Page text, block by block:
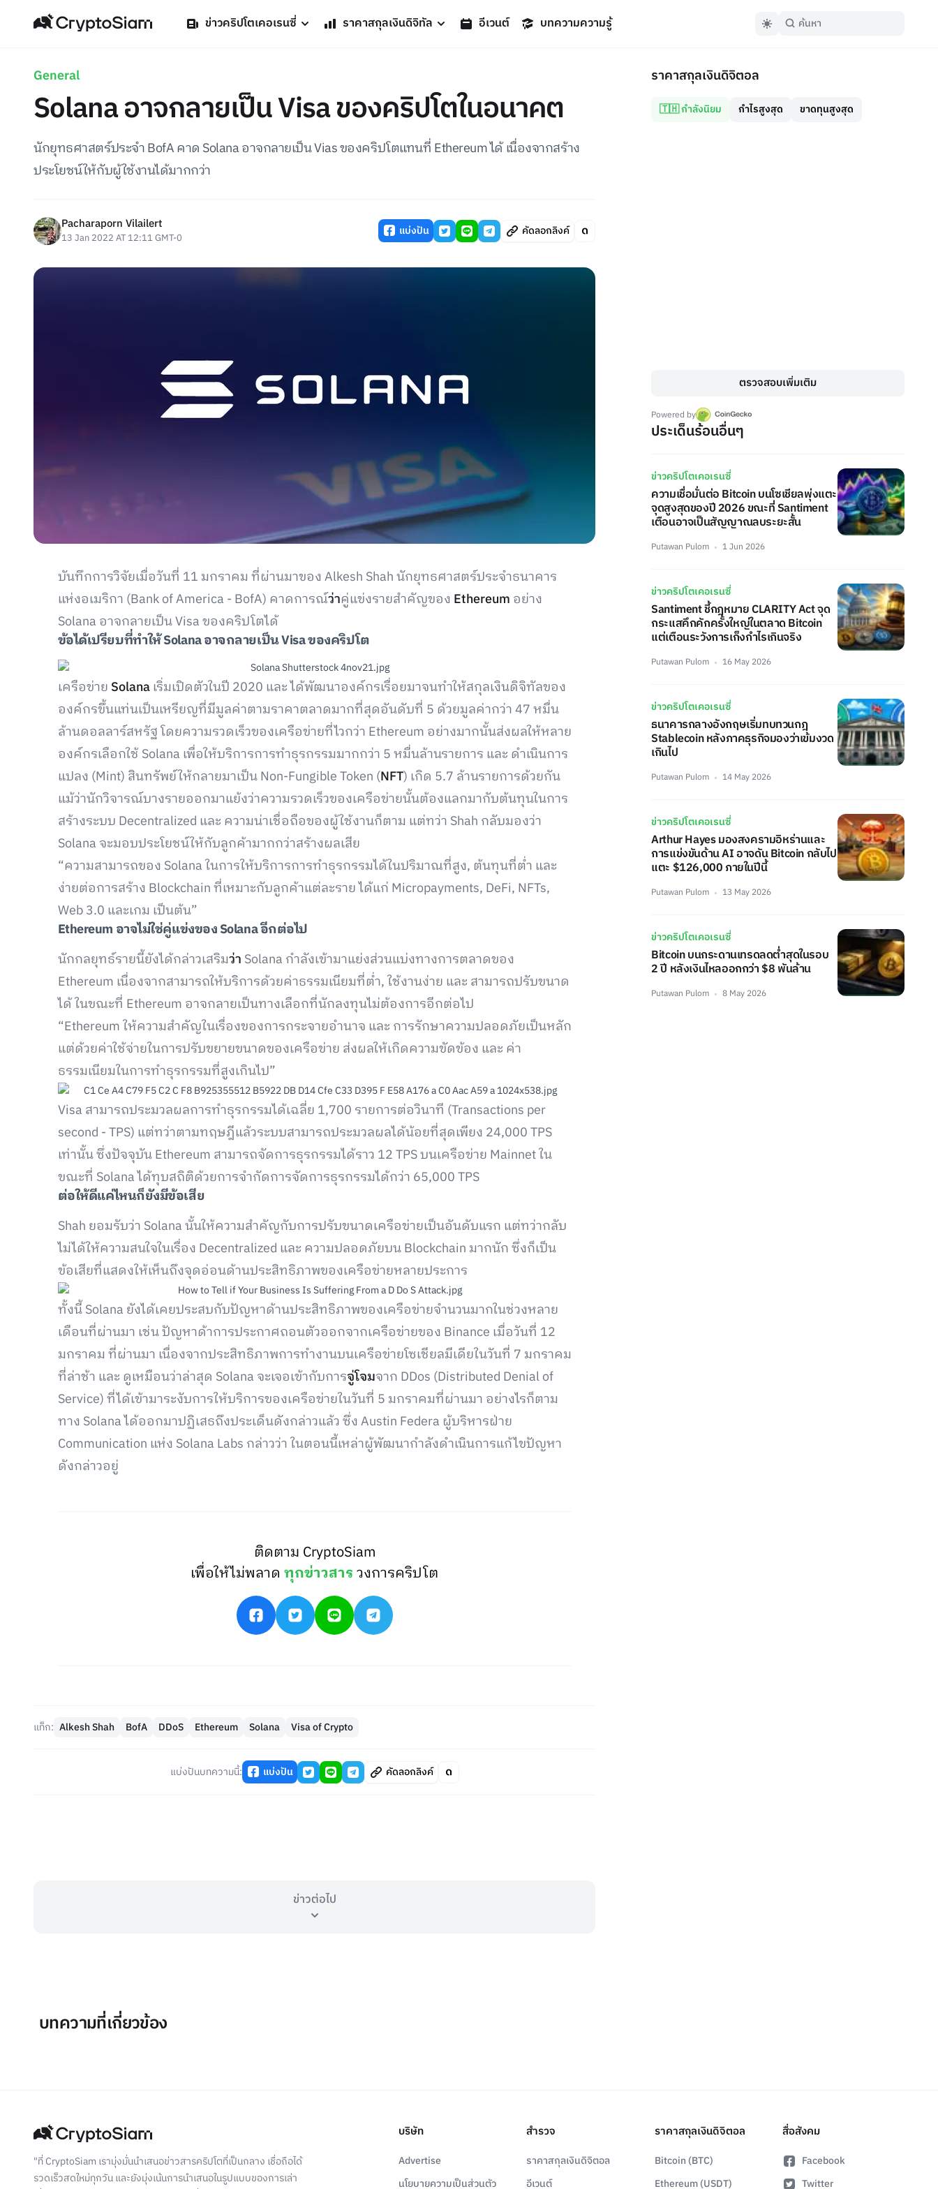
ข่าวคริปโตเคอเรนซี่ ราคาสกุลเงินดิจิทัล อีเวนต์ บทความความรู้
General
Solana อาจกลายเป็น Visa ของคริปโตในอนาคต
นักยุทธศาสตร์ประจำ BofA คาด Solana อาจกลายเป็น Vias ของคริปโตแทนที่ Ethereum ได้ เนื่องจากสร้าง
ประโยชน์ให้กับผู้ใช้งานได้มากกว่า
Pacharaporn Vilailert
13 Jan 2022 AT 12:11 GMT-0 แบ่งปัน คัดลอกลิงค์
บันทึกการวิจัยเมื่อวันที่ 11 มกราคม ที่ผ่านมาของ Alkesh Shah นักยุทธศาสตร์ประจำธนาคาร
แห่งอเมริกา (Bank of America - BofA) คาดการณ์ว่าคู่แข่งรายสำคัญของ Ethereum อย่าง
Solana อาจกลายเป็น Visa ของคริปโตได้
ข้อได้เปรียบที่ทำให้ Solana อาจกลายเป็น Visa ของคริปโต
เครือข่าย Solanaเริ่มเปิดตัวในปี 2020 และ ได้พัฒนาองค์กรเรื่อยมาจนทำให้สกุลเงินดิจิทัลของ
องค์กรขึ้นแท่นเป็นเหรียญที่มีมูลค่าตามราคาตลาดมากที่สุดอันดับที่ 5 ด้วยมูลค่ากว่า 47 หมื่น
ล้านดอลลาร์สหรัฐ โดยความรวดเร็วของเครือข่ายที่ไวกว่า Ethereum อย่างมากนั้นส่งผลให้หลาย
องค์กรเลือกใช้ Solana เพื่อให้บริการการทำธุรกรรมมากกว่า 5 หมื่นล้านรายการ และ ดำเนินการ
แปลง (Mint) สินทรัพย์ให้กลายมาเป็น Non-Fungible Token (NFT) เกิด 5.7 ล้านรายการด้วยกัน
แม้ว่านักวิจารณ์บางรายออกมาแย้งว่าความรวดเร็วของเครือข่ายนั้นต้องแลกมากับต้นทุนในการ
สร้างระบบ Decentralized และ ความน่าเชื่อถือของผู้ใช้งานก็ตาม แต่ทว่า Shah กลับมองว่า
Solana จะมอบประโยชน์ให้กับลูกค้ามากกว่าสร้างผลเสีย
“ความสามารถของ Solana ในการให้บริการการทำธุรกรรมได้ในปริมาณที่สูง, ต้นทุนที่ต่ำ และ
ง่ายต่อการสร้าง Blockchain ที่เหมาะกับลูกค้าแต่ละราย ได้แก่ Micropayments, DeFi, NFTs,
Web 3.0 และเกม เป็นต้น”
Ethereum อาจไม่ใช่คู่แข่งของ Solana อีกต่อไป
นักกลยุทธ์รายนี้ยังได้กล่าวเสริมว่า Solana กำลังเข้ามาแย่งส่วนแบ่งทางการตลาดของ
Ethereum เนื่องจากสามารถให้บริการด้วยค่าธรรมเนียมที่ต่ำ, ใช้งานง่าย และ สามารถปรับขนาด
ได้ ในขณะที่ Ethereum อาจกลายเป็นทางเลือกที่นักลงทุนไม่ต้องการอีกต่อไป
“Ethereum ให้ความสำคัญในเรื่องของการกระจายอำนาจ และ การรักษาความปลอดภัยเป็นหลัก
แต่ด้วยค่าใช้จ่ายในการปรับขยายขนาดของเครือข่าย ส่งผลให้เกิดความขัดข้อง และ ค่า
ธรรมเนียมในการทำธุรกรรมที่สูงเกินไป”
Visa สามารถประมวลผลการทำธุรกรรมได้เฉลี่ย 1,700 รายการต่อวินาที (Transactions per
second - TPS) แต่ทว่าตามทฤษฎีแล้วระบบสามารถประมวลผลได้น้อยที่สุดเพียง 24,000 TPS
เท่านั้น ซึ่งปัจจุบัน Ethereum สามารถจัดการธุรกรรมได้ราว 12 TPS บนเครือข่าย Mainnet ใน
ขณะที่ Solana ได้ทุบสถิติด้วยการจำกัดการจัดการธุรกรรมได้กว่า 65,000 TPS
ต่อให้ดีแค่ไหนก็ยังมีข้อเสีย
Shah ยอมรับว่า Solana นั้นให้ความสำคัญกับการปรับขนาดเครือข่ายเป็นอันดับแรก แต่ทว่ากลับ
ไม่ได้ให้ความสนใจในเรื่อง Decentralized และ ความปลอดภัยบน Blockchain มากนัก ซึ่งก็เป็น
ข้อเสียที่แสดงให้เห็นถึงจุดอ่อนด้านประสิทธิภาพของเครือข่ายหลายประการ
ทั้งนี้ Solana ยังได้เคยประสบกับปัญหาด้านประสิทธิภาพของเครือข่ายจำนวนมากในช่วงหลาย
เดือนที่ผ่านมา เช่น ปัญหาด้าการประกาศถอนตัวออกจากเครือข่ายของ Binance เมื่อวันที่ 12
มกราคม ที่ผ่านมา เนื่องจากประสิทธิภาพการทำงานบนเครือข่ายโซเชียลมีเดียในวันที่ 7 มกราคม
ที่ล่าช้า และ ดูเหมือนว่าล่าสุด Solana จะเจอเข้ากับการจู่โจมจาก DDos (Distributed Denial of
Service) ที่ได้เข้ามาระงับการให้บริการของเครือข่ายในวันที่ 5 มกราคมที่ผ่านมา อย่างไรก็ตาม
ทาง Solana ได้ออกมาปฏิเสธถึงประเด็นดังกล่าวแล้ว ซึ่ง Austin Federa ผู้บริหารฝ่าย
Communication แห่ง Solana Labs กล่าวว่า ในตอนนี้เหล่าผู้พัฒนากำลังดำเนินการแก้ไขปัญหา
ดังกล่าวอยู่
ติดตาม CryptoSiam
เพื่อให้ไม่พลาดทุกข่าวสารวงการคริปโต
แท็ก: Alkesh Shah BofA DDoS Ethereum Solana Visa of Crypto
แบ่งปันบทความนี้: แบ่งปัน คัดลอกลิงค์
ข่าวต่อไป
ราคาสกุลเงินดิจิตอล
🇹🇭 กำลังนิยม กำไรสูงสุด ขาดทุนสูงสุด
ตรวจสอบเพิ่มเติม
Powered by
ประเด็นร้อนอื่นๆ
ข่าวคริปโตเคอเรนซี่
ความเชื่อมั่นต่อ Bitcoin บนโซเชียลพุ่งแตะ
จุดสูงสุดของปี 2026 ขณะที่ Santiment
เตือนอาจเป็นสัญญาณลบระยะสั้น
Putawan Pulom 1 Jun 2026
ข่าวคริปโตเคอเรนซี่
Santiment ชี้กฎหมาย CLARITY Act จุด
กระแสคึกคักครั้งใหญ่ในตลาด Bitcoin
แต่เตือนระวังการเก็งกำไรเกินจริง
Putawan Pulom 16 May 2026
ข่าวคริปโตเคอเรนซี่
ธนาคารกลางอังกฤษเริ่มทบทวนกฎ
Stablecoin หลังภาคธุรกิจมองว่าเข้มงวด
เกินไป
Putawan Pulom 14 May 2026
ข่าวคริปโตเคอเรนซี่
Arthur Hayes มองสงครามอิหร่านและ
การแข่งขันด้าน AI อาจดัน Bitcoin กลับไป
แตะ $126,000 ภายในปีนี้
Putawan Pulom 13 May 2026
ข่าวคริปโตเคอเรนซี่
Bitcoin บนกระดานเทรดลดต่ำสุดในรอบ
2 ปี หลังเงินไหลออกกว่า $8 พันล้าน
Putawan Pulom 8 May 2026
บทความที่เกี่ยวข้อง
"ที่ CryptoSiam เรามุ่งมั่นนำเสนอข่าวสารคริปโตที่เป็นกลาง เชื่อถือได้
รวดเร็วสดใหม่ทุกวัน และยังมุ่งเน้นการนำเสนอในรูปแบบของการเล่า
บริษัท
Advertise
นโยบายความเป็นส่วนตัว
สำรวจ
ราคาสกุลเงินดิจิตอล
อีเวนต์
ราคาสกุลเงินดิจิตอล
Bitcoin (BTC)
Ethereum (USDT)
สื่อสังคม
Facebook
Twitter